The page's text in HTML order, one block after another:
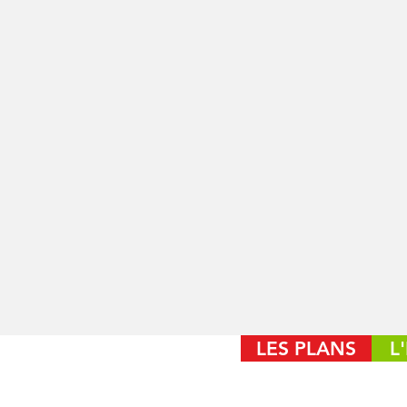
LES PLANS